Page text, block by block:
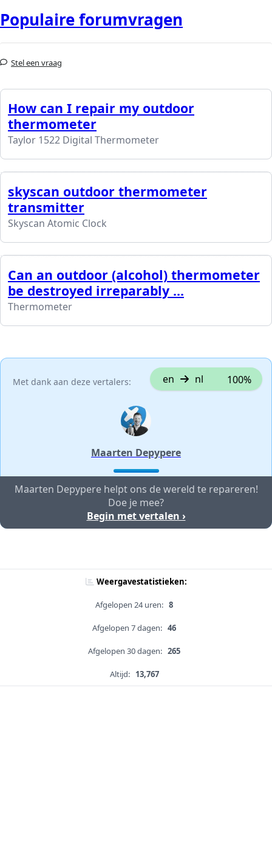
Populaire forumvragen
Stel een vraag
How can I repair my outdoor
thermometer
Taylor 1522 Digital Thermometer
skyscan outdoor thermometer
transmitter
Skyscan Atomic Clock
Can an outdoor (alcohol) thermometer
be destroyed irreparably ...
Thermometer
Met dank aan deze vertalers: en nl 100%
Maarten Depypere
Maarten Depypere helpt ons de wereld te repareren!
Doe je mee?
Begin met vertalen ›
Weergavestatistieken:
Afgelopen 24 uren: 8
Afgelopen 7 dagen: 46
Afgelopen 30 dagen: 265
Altijd: 13,767